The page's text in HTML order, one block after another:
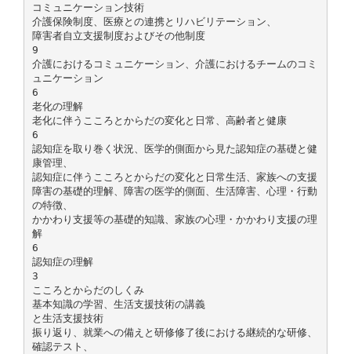
コミュニケーション技術
介護保険制度、医療との連携とリハビリテーション、
障害者自立支援制度およびその他制度
9
介護におけるコミュニケーション、介護におけるチームのコミ
ュニケーション
6
老化の理解
老化に伴うこころとからだの変化と日常、高齢者と健康
6
認知症を取り巻く状況、医学的側面から見た認知症の基礎と健
康管理、
認知症に伴うこころとからだの変化と日常生活、家族への支援
障害の基礎的理解、障害の医学的側面、生活障害、心理・行動
の特徴、
かかわり支援等の基礎的知識、家族の心理・かかわり支援の理
解
6
認知症の理解
3
こころとからだのしくみ
基本知識の学習、生活支援技術の講義
と生活支援技術
振り返り、就業への備えと研修修了後における継続的な研修、
確認テスト、